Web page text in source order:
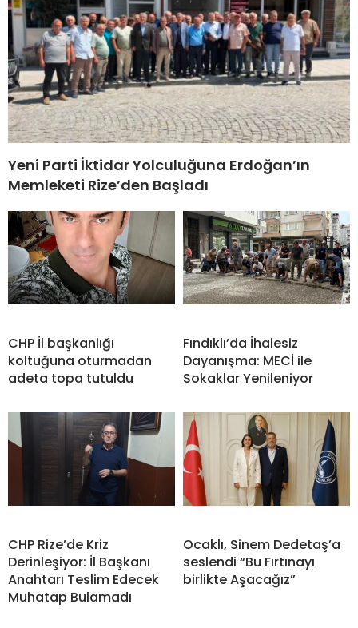
Yeni Parti İktidar Yolculuğuna Erdoğan’ın
Memleketi Rize’den Başladı
CHP İl başkanlığı
koltuğuna oturmadan
adeta topa tutuldu
Fındıklı’da İhalesiz
Dayanışma: MECİ ile
Sokaklar Yenileniyor
CHP Rize’de Kriz
Derinleşiyor: İl Başkanı
Anahtarı Teslim Edecek
Muhatap Bulamadı
Ocaklı, Sinem Dedetaş’a
seslendi “Bu Fırtınayı
birlikte Aşacağız”